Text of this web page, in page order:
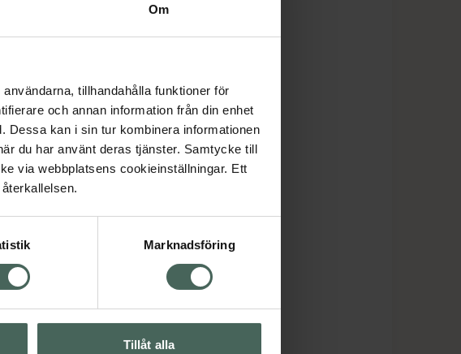
Om
tillhandahålla funktioner för
och annan information från din enhet
Dessa kan i sin tur kombinera informationen
du har använt deras tjänster. Samtycke till
via webbplatsens cookieinställningar. Ett
Marknadsföring
Tillåt alla